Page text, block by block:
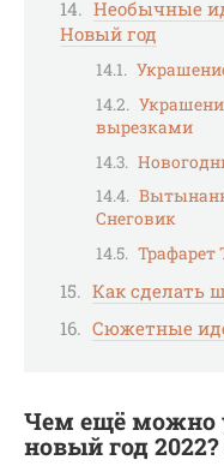
Необычные
Новый год
вырезками
Снеговик
Трафарет
Как сделать
Сюжетные
Чем ещё можно
новый год